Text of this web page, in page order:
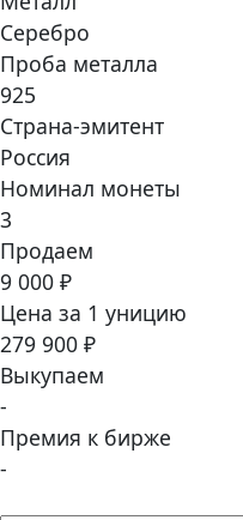
Серебро
Проба металла
925
Страна-эмитент
Россия
Номинал монеты
3
Продаем
9 000 ₽
Цена за 1 уницию
279 900 ₽
Выкупаем
-
Премия к бирже
-